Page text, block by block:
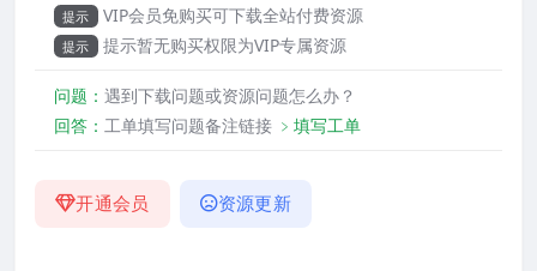
提示 VIP会员免购买可下载全站付费资源
提示 提示暂无购买权限为VIP专属资源
问题： 遇到下载问题或资源问题怎么办？
回答： 工单填写问题备注链接 ﹥填写工单
开通会员 资源更新